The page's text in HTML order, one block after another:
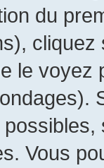
du
cliquez
le voyez
Vous